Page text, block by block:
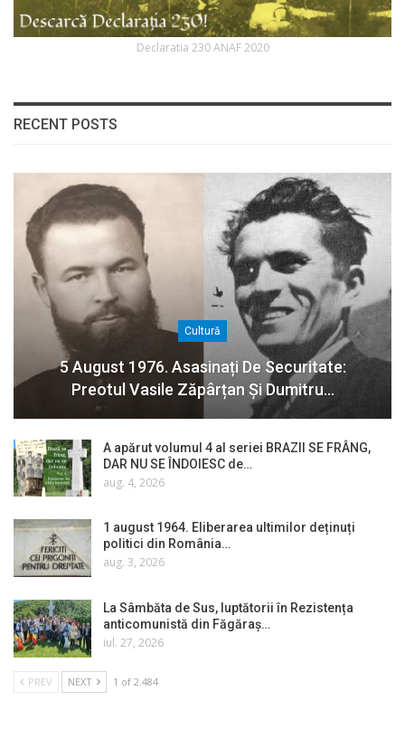
Declaratia 230 ANAF 2020
RECENT POSTS
Cultură
5 August 1976. Asasinați De Securitate:
Preotul Vasile Zăpârțan Și Dumitru…
A apărut volumul 4 al seriei BRAZII SE FRÂNG,
DAR NU SE ÎNDOIESC de…
aug. 4, 2026
1 august 1964. Eliberarea ultimilor deținuți
politici din România…
aug. 3, 2026
La Sâmbăta de Sus, luptătorii în Rezistența
anticomunistă din Făgăraș…
iul. 27, 2026
PREV NEXT 1 of 2.484